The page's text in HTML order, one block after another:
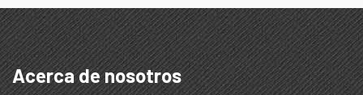
Acerca de nosotros